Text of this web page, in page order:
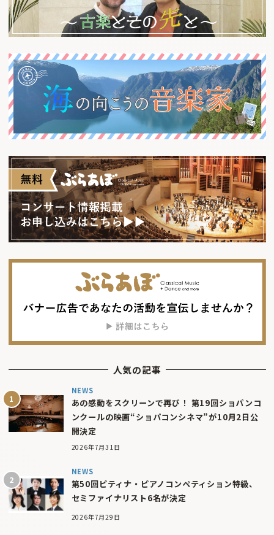
人気の記事
NEWS
あの感動をスクリーンで再び！ 第19回ショパンコ
ンクールの映画“ショパコンシネマ”が10月2日公
開決定
2026年7月31日
NEWS
第50回ピティナ・ピアノコンペティション特級、
セミファイナリスト6名が決定
2026年7月29日